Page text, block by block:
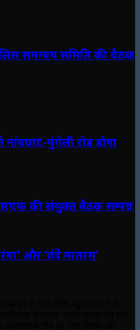
समन्वय समिति की बैठक
मुंगेली रोड होगा
की संयुक्त बैठक सम्पन्न
और ‘वंदे मातरम्’